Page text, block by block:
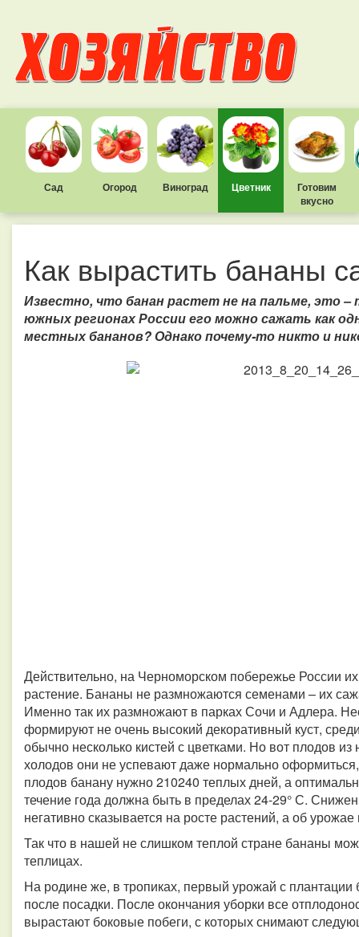
Сад Огород Виноград Цветник
Готовим
вкусно
Как вырастить бананы
Известно, что банан растет не на пальме, это
южных регионах России его можно сажать как
местных бананов? Однако почему-то никто и
Действительно, на Черноморском побережье России
растение. Бананы не размножаются семенами – их
Именно так их размножают в парках Сочи и Адлера.
формируют не очень высокий декоративный куст,
обычно несколько кистей с цветками. Но вот плодов
холодов они не успевают даже нормально
плодов банану нужно 210240 теплых дней, а
течение года должна быть в пределах 24-29° С.
негативно сказывается на росте растений, а об
Так что в нашей не слишком теплой стране бананы
теплицах.
На родине же, в тропиках, первый урожай с
после посадки. После окончания уборки все
вырастают боковые побеги, с которых снимают